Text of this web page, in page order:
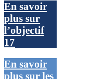
En savoir
plus sur
l’objectif
17
En savoir
plus sur les